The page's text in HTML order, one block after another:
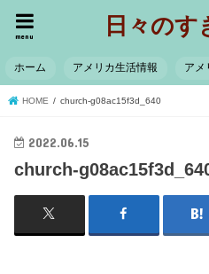
日々のす
menu
ホーム アメリカ生活情報 アメ
HOME church-g08ac15f3d_640
2022.06.15
church-